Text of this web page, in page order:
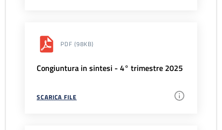
PDF (98KB)
Congiuntura in sintesi - 4° trimestre 2025
SCARICA FILE